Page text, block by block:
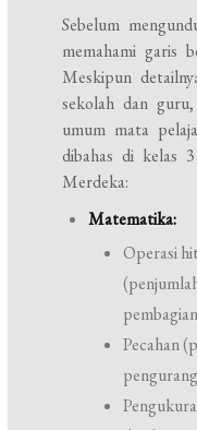
Sebelum
memahami garis
Meskipun
sekolah dan
umum mata
dibahas di kelas
Merdeka:
Matematika:
Operasi
Pecahan